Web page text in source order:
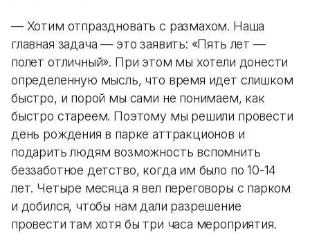
— Хотим отпраздновать с размахом. Наша
главная задача — это заявить: «Пять лет —
полет отличный». При этом мы хотели донести
определенную мысль, что время идет слишком
быстро, и порой мы сами не понимаем, как
быстро стареем. Поэтому мы решили провести
день рождения в парке аттракционов и
подарить людям возможность вспомнить
беззаботное детство, когда им было по 10-14
лет. Четыре месяца я вел переговоры с парком
и добился, чтобы нам дали разрешение
провести там хотя бы три часа мероприятия.